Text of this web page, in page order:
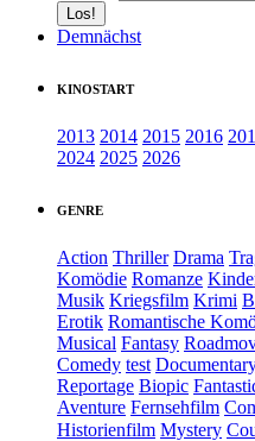
Demnächst
KINOSTART
2013 2014 2015 2016
2024 2025 2026
GENRE
Action Thriller Drama
Komödie Romanze
Musik Kriegsfilm Krimi
Erotik Romantische
Musical Fantasy
Comedy test
Reportage Biopic
Aventure Fernsehfilm
Historienfilm Mystery